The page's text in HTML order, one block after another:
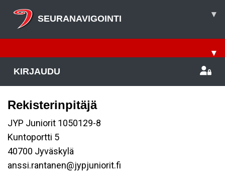
SEURANAVIGOINTI ▾
▾
KIRJAUDU
Rekisterinpitäjä
JYP Juniorit 1050129-8
Kuntoportti 5
40700 Jyväskylä
anssi.rantanen@jypjuniorit.fi